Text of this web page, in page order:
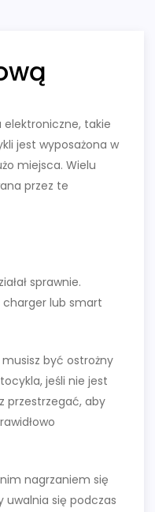
takie
jest wyposażona w
miejsca. Wielu
przez te
sprawnie.
charger lub smart
być ostrożny
jeśli nie jest
przestrzegać, aby
nagrzaniem się
uwalnia się podczas